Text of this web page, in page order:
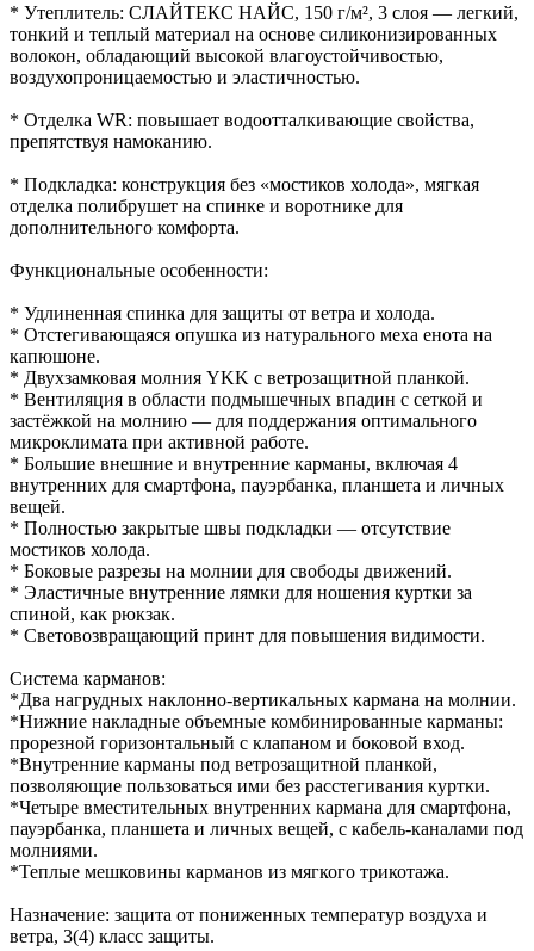
* Утеплитель: СЛАЙТЕКС НАЙС, 150 г/м², 3 слоя — легкий,
тонкий и теплый материал на основе силиконизированных
волокон, обладающий высокой влагоустойчивостью,
воздухопроницаемостью и эластичностью.
* Отделка WR: повышает водоотталкивающие свойства,
препятствуя намоканию.
* Подкладка: конструкция без «мостиков холода», мягкая
отделка полибрушет на спинке и воротнике для
дополнительного комфорта.
Функциональные особенности:
* Удлиненная спинка для защиты от ветра и холода.
* Отстегивающаяся опушка из натурального меха енота на
капюшоне.
* Двухзамковая молния YKK с ветрозащитной планкой.
* Вентиляция в области подмышечных впадин с сеткой и
застёжкой на молнию — для поддержания оптимального
микроклимата при активной работе.
* Большие внешние и внутренние карманы, включая 4
внутренних для смартфона, пауэрбанка, планшета и личных
вещей.
* Полностью закрытые швы подкладки — отсутствие
мостиков холода.
* Боковые разрезы на молнии для свободы движений.
* Эластичные внутренние лямки для ношения куртки за
спиной, как рюкзак.
* Световозвращающий принт для повышения видимости.
Система карманов:
*Два нагрудных наклонно-вертикальных кармана на молнии.
*Нижние накладные объемные комбинированные карманы:
прорезной горизонтальный с клапаном и боковой вход.
*Внутренние карманы под ветрозащитной планкой,
позволяющие пользоваться ими без расстегивания куртки.
*Четыре вместительных внутренних кармана для смартфона,
пауэрбанка, планшета и личных вещей, с кабель-каналами под
молниями.
*Теплые мешковины карманов из мягкого трикотажа.
Назначение: защита от пониженных температур воздуха и
ветра, 3(4) класс защиты.